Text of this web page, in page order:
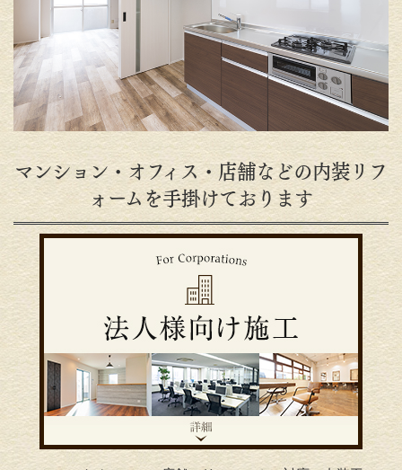
マンション・オフィス・店舗などの内装リフ
ォームを手掛けております